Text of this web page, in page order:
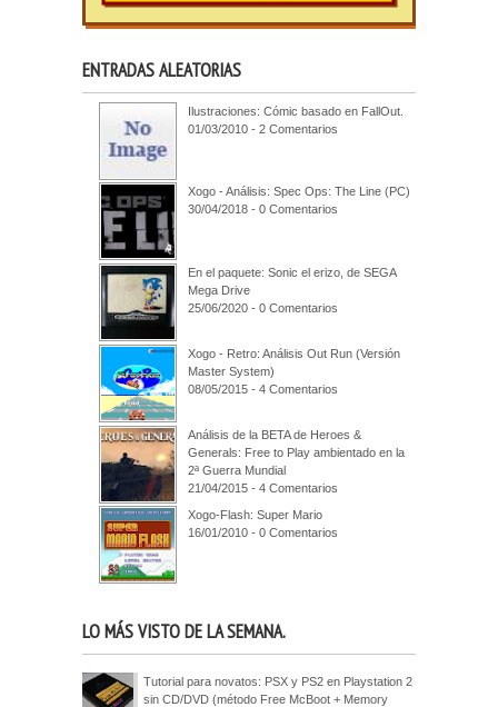
ENTRADAS ALEATORIAS
Ilustraciones: Cómic basado en FallOut.
01/03/2010 - 2 Comentarios
Xogo - Análisis: Spec Ops: The Line (PC)
30/04/2018 - 0 Comentarios
En el paquete: Sonic el erizo, de SEGA
Mega Drive
25/06/2020 - 0 Comentarios
Xogo - Retro: Análisis Out Run (Versión
Master System)
08/05/2015 - 4 Comentarios
Análisis de la BETA de Heroes &
Generals: Free to Play ambientado en la
2ª Guerra Mundial
21/04/2015 - 4 Comentarios
Xogo-Flash: Super Mario
16/01/2010 - 0 Comentarios
LO MÁS VISTO DE LA SEMANA.
Tutorial para novatos: PSX y PS2 en Playstation 2
sin CD/DVD (método Free McBoot + Memory